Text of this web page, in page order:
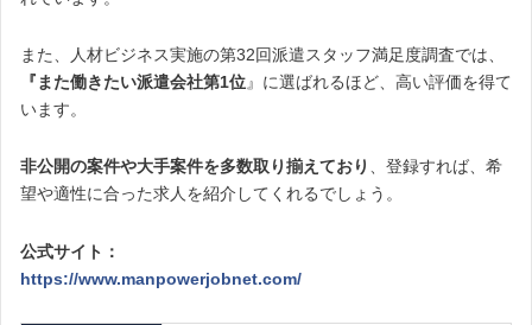
また、人材ビジネス実施の第32回派遣スタッフ満足度調査では、
『また働きたい派遣会社第1位』に選ばれるほど、高い評価を得て
います。
非公開の案件や大手案件を多数取り揃えており 、登録すれば、希
望や適性に合った求人を紹介してくれるでしょう。
公式サイト：
https://www.manpowerjobnet.com/